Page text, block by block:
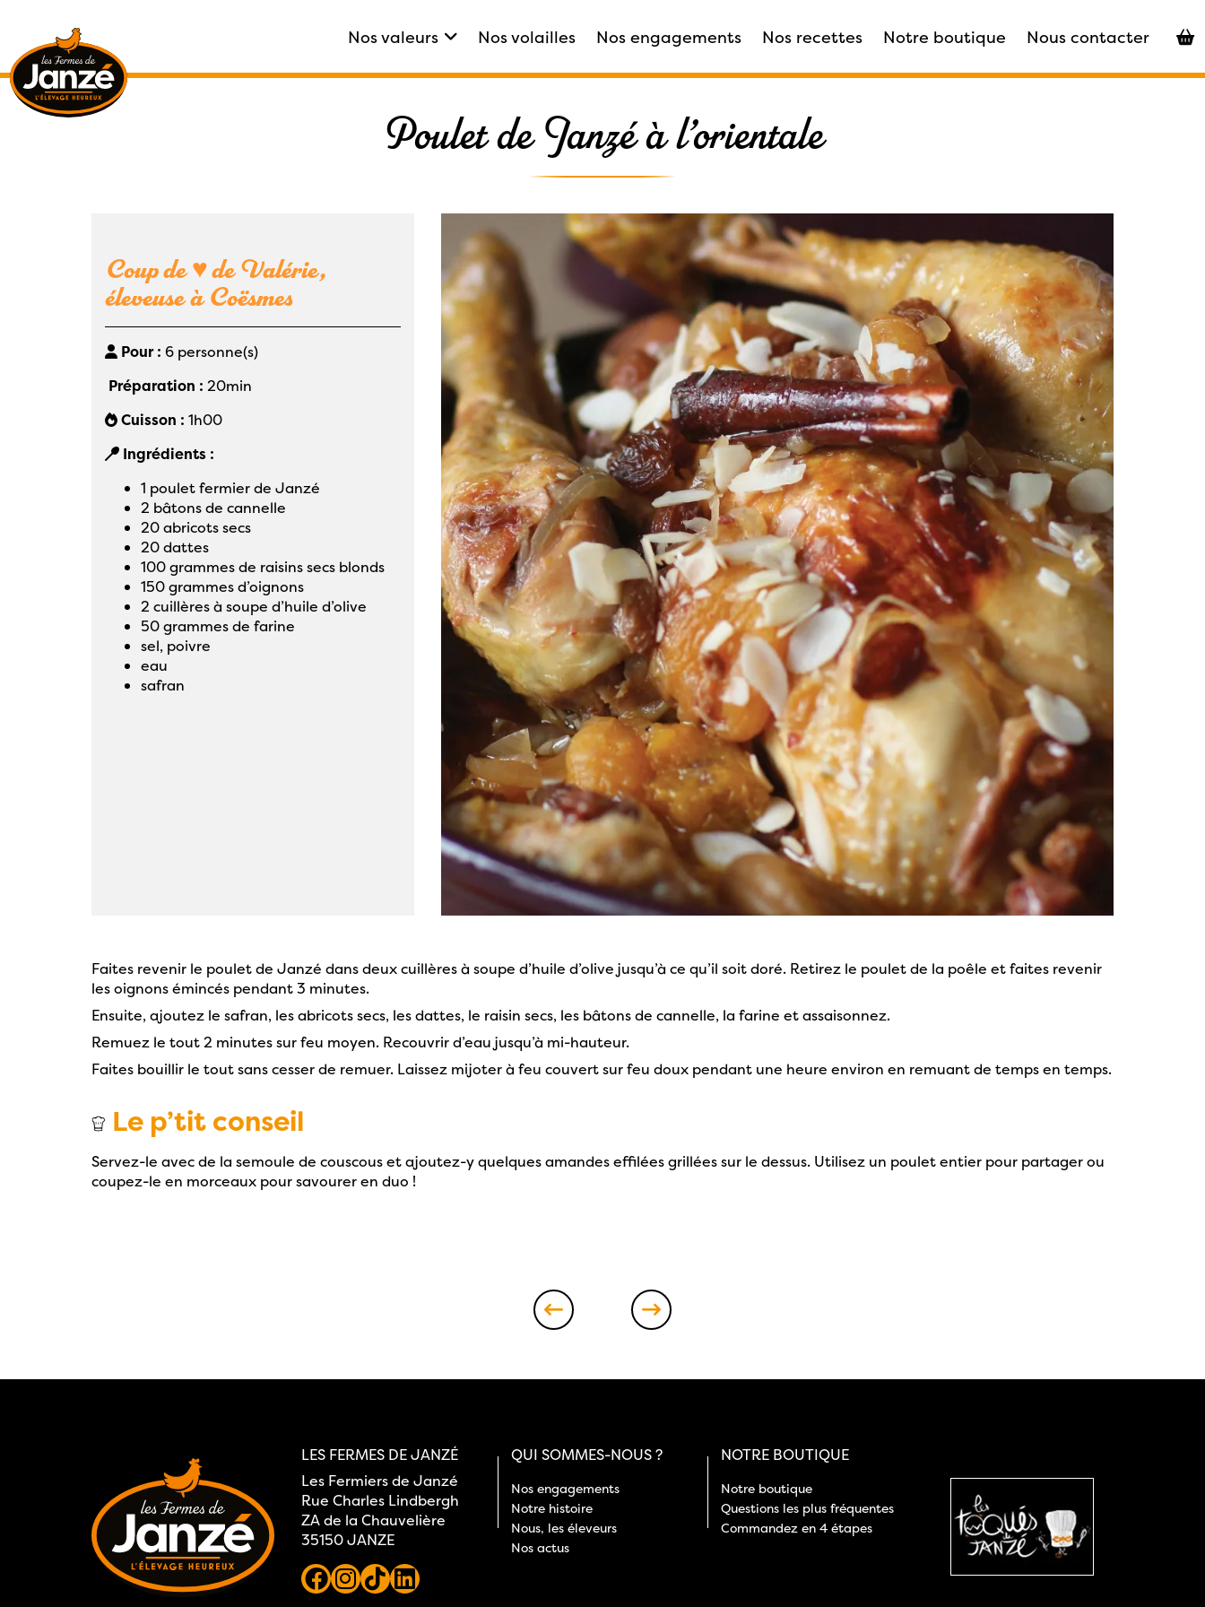
Nos valeurs Nos volailles Nos engagements Nos recettes Notre boutique Nous contacter
Accueil
Poulet de Janzé à l’orientale
Coup de ♥ de Valérie,
éleveuse à Coësmes
Pour : 6 personne(s)
Préparation : 20min
Cuisson : 1h00
Ingrédients :
1 poulet fermier de Janzé
2 bâtons de cannelle
20 abricots secs
20 dattes
100 grammes de raisins secs blonds
150 grammes d’oignons
2 cuillères à soupe d’huile d’olive
50 grammes de farine
sel, poivre
eau
safran
Faites revenir le poulet de Janzé dans deux cuillères à soupe d’huile d’olive jusqu’à ce qu’il soit doré. Retirez le poulet de la poêle et faites revenir
les oignons émincés pendant 3 minutes.
Ensuite, ajoutez le safran, les abricots secs, les dattes, le raisin secs, les bâtons de cannelle, la farine et assaisonnez.
Remuez le tout 2 minutes sur feu moyen. Recouvrir d’eau jusqu’à mi-hauteur.
Faites bouillir le tout sans cesser de remuer. Laissez mijoter à feu couvert sur feu doux pendant une heure environ en remuant de temps en temps.
Le p’tit conseil
Servez-le avec de la semoule de couscous et ajoutez-y quelques amandes effilées grillées sur le dessus. Utilisez un poulet entier pour partager ou
coupez-le en morceaux pour savourer en duo !
LES FERMES DE JANZÉ
Les Fermiers de Janzé
Rue Charles Lindbergh
ZA de la Chauvelière
35150 JANZE
QUI SOMMES-NOUS ?
Nos engagements
Notre histoire
Nous, les éleveurs
Nos actus
NOTRE BOUTIQUE
Notre boutique
Questions les plus fréquentes
Commandez en 4 étapes